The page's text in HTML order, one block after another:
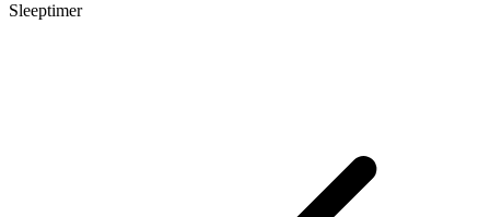
Sleeptimer